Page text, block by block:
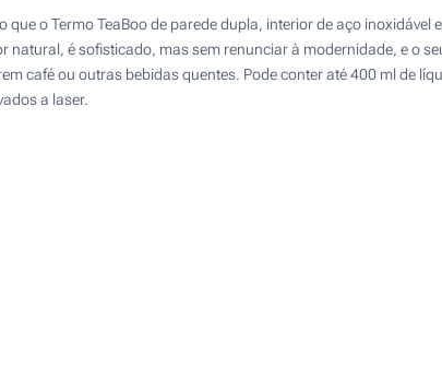
Atualizar
o Termo TeaBoo de parede dupla, interior de aço inoxidável
é sofisticado, mas sem renunciar à modernidade, e o
café ou outras bebidas quentes. Pode conter até 400 ml de
a laser.